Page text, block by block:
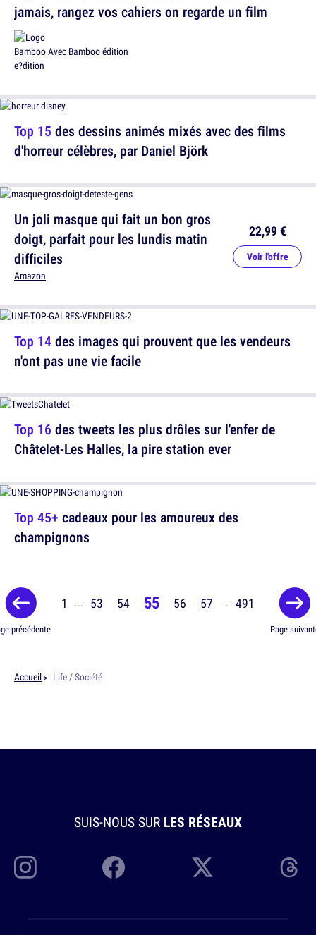
Top 15 des dessins animés mixés avec des films
d'horreur célèbres, par Daniel Björk
Top 14des images qui prouvent que les vendeurs
n'ont pas une vie facile
Top 45+ cadeaux pour les amoureux des
champignons
jamais, rangez vos cahiers on regarde un film
Avec Bamboo édition
Un joli masque qui fait un bon gros
doigt, parfait pour les lundis matin
difficiles
Amazon
22,99 €
Voir l'offre
Top 16 des tweets les plus drôles sur l'enfer de
Châtelet-Les Halles, la pire station ever
précédente
1 ... 53 54 55 56 57 ... 491
Page
Accueil Life / Société
SUIS-NOUS SUR LES RÉSEAUX